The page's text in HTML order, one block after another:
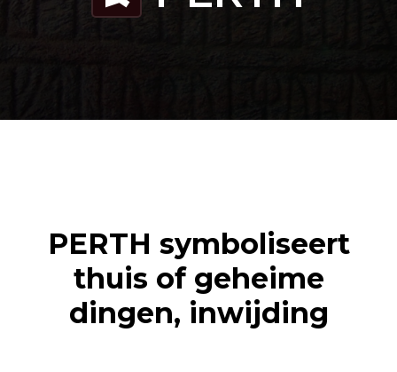
PERTH symboliseert
thuis of geheime
dingen, inwijding